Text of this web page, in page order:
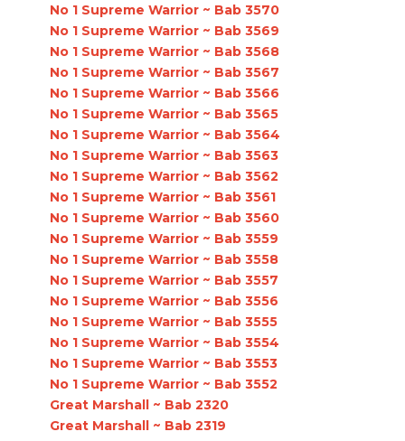
No 1 Supreme Warrior ~ Bab 3570
No 1 Supreme Warrior ~ Bab 3569
No 1 Supreme Warrior ~ Bab 3568
No 1 Supreme Warrior ~ Bab 3567
No 1 Supreme Warrior ~ Bab 3566
No 1 Supreme Warrior ~ Bab 3565
No 1 Supreme Warrior ~ Bab 3564
No 1 Supreme Warrior ~ Bab 3563
No 1 Supreme Warrior ~ Bab 3562
No 1 Supreme Warrior ~ Bab 3561
No 1 Supreme Warrior ~ Bab 3560
No 1 Supreme Warrior ~ Bab 3559
No 1 Supreme Warrior ~ Bab 3558
No 1 Supreme Warrior ~ Bab 3557
No 1 Supreme Warrior ~ Bab 3556
No 1 Supreme Warrior ~ Bab 3555
No 1 Supreme Warrior ~ Bab 3554
No 1 Supreme Warrior ~ Bab 3553
No 1 Supreme Warrior ~ Bab 3552
Great Marshall ~ Bab 2320
Great Marshall ~ Bab 2319